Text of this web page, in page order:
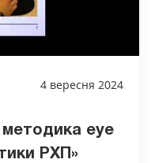
4 вересня 2024
методика eye
РХП»